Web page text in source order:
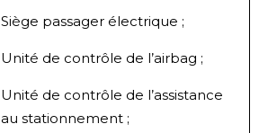
Siège passager électrique ;
Unité de contrôle de l’airbag ;
Unité de contrôle de l’assistance
au stationnement ;